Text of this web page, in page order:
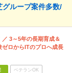
ループ案件多数/
3～5年の長期育成＆
ゼロからITのプロへ成長
ベテランOK